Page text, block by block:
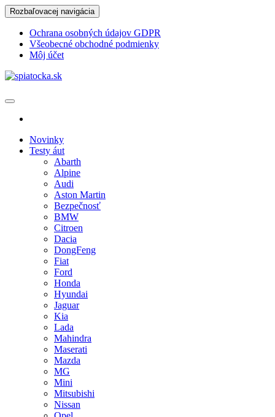
Skip
to
content
Rozbaľovacej navigácia
Ochrana osobných údajov GDPR
Všeobecné obchodné podmienky
Môj účet
Novinky
Testy áut
Abarth
Alpine
Audi
Aston Martin
Bezpečnosť
BMW
Citroen
Dacia
DongFeng
Fiat
Ford
Honda
Hyundai
Jaguar
Kia
Lada
Mahindra
Maserati
Mazda
MG
Mini
Mitsubishi
Nissan